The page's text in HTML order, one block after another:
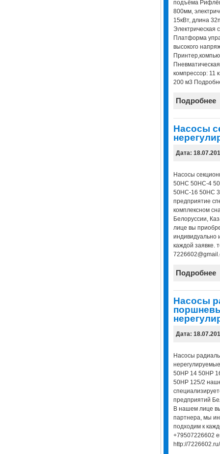
подъёма
800мм,
15кВт, длина
Электрическая
Платформа
высокого
компрессор: 11
200 м3
Подробнее
Насосы
Дата:
Насосы
50НС 50НС-4
50НС-16 50НС
предприятие
комплексном
Белоруссии,
лице вы
индивидуально
каждой заявке.
Подробнее
Насосы
Дата:
Насосы
50НР 14 50НР
50НР 125/2
предприятий
В нашем лице
партнера, мы
подходим к
+79507226602
http://7226602.ru/